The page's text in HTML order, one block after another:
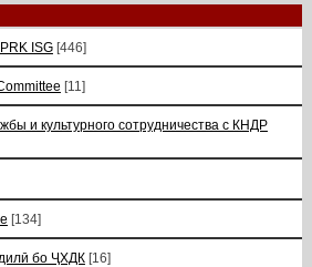
ISG [446]
[11]
и культурного сотрудничества с КНДР
[134]
бо ҶХДК [16]